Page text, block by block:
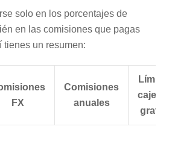
solo en los porcentajes de
en las comisiones que pagas
tienes un resumen:
FX
Comisiones
anuales
Límite
cajero
gratis